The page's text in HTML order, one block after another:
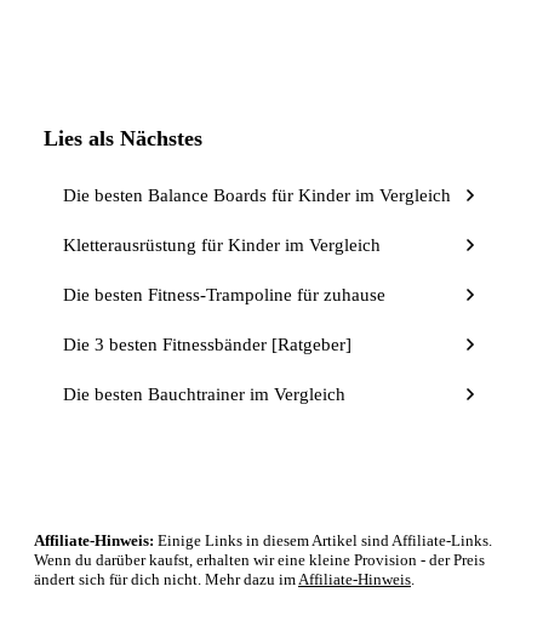
Lies als Nächstes
Die besten Balance Boards für Kinder im Vergleich
Kletterausrüstung für Kinder im Vergleich
Die besten Fitness-Trampoline für zuhause
Die 3 besten Fitnessbänder [Ratgeber]
Die besten Bauchtrainer im Vergleich
Affiliate-Hinweis: Einige Links in diesem Artikel sind Affiliate-Links.
Wenn du darüber kaufst, erhalten wir eine kleine Provision - der Preis
ändert sich für dich nicht. Mehr dazu im Affiliate-Hinweis